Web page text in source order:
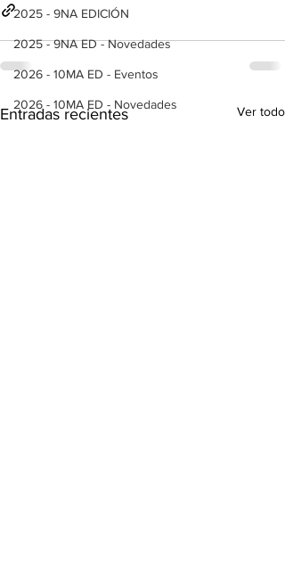
2025 - 9NA EDICIÓN
2025 - 9NA ED - Novedades
2026 - 10MA ED - Eventos
2026 - 10MA ED - Novedades
Entradas recientes Ver todo